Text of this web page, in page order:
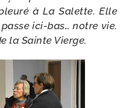
à La Salette. Elle
ici-​bas… notre vie.
la Sainte Vierge.